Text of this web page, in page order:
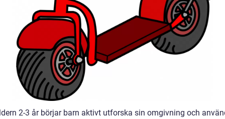
2-3 år börjar barn aktivt utforska sin omgivning och